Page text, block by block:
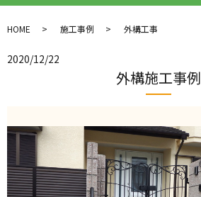
HOME 施工事例 外構工事
2020/12/22
外構施工事例